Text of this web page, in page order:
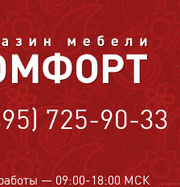
725-90-33
— 09:00-18:00 МСК